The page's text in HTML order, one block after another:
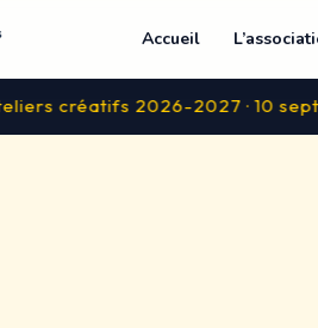
Accueil
2026-2027 · 10 septembre✦